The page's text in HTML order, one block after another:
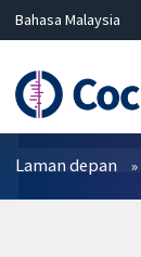
Bahasa Malaysia
Hrvatski
Deutsch
简体中文
Penapis
Laman depan